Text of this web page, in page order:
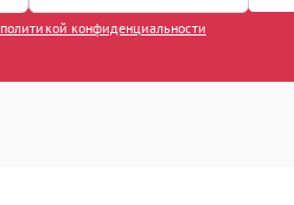
политикой конфиденциальности